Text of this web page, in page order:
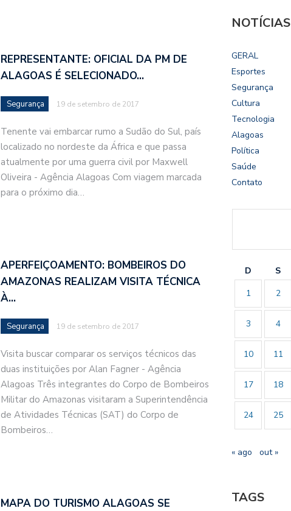
REPRESENTANTE: OFICIAL DA PM DE
ALAGOAS É SELECIONADO…
Segurança 19 de setembro de 2017
Tenente vai embarcar rumo a Sudão do Sul, país
localizado no nordeste da África e que passa
atualmente por uma guerra civil por Maxwell
Oliveira - Agência Alagoas Com viagem marcada
para o próximo dia…
APERFEIÇOAMENTO: BOMBEIROS DO
AMAZONAS REALIZAM VISITA TÉCNICA
À…
Segurança 19 de setembro de 2017
Visita buscar comparar os serviços técnicos das
duas instituições por Alan Fagner - Agência
Alagoas Três integrantes do Corpo de Bombeiros
Militar do Amazonas visitaram a Superintendência
de Atividades Técnicas (SAT) do Corpo de
Bombeiros…
MAPA DO TURISMO ALAGOAS SE
NOTÍCIAS
GERAL
Esportes
Segurança
Cultura
Tecnologia
Alagoas
Política
Saúde
Contato
D S
1
2
3 4
10 11
17 18
24 25
« ago out »
TAGS